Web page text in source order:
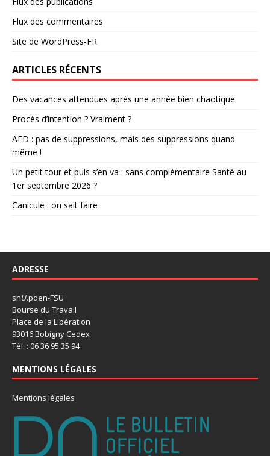
Flux des commentaires
Site de WordPress-FR
ARTICLES RÉCENTS
Des vacances attendues après une année bien chaotique
Procès d’intention ? Vraiment ?
AED : pas de suppressions, mais des suppressions quand
même !
Un petit tour et puis s’en va : sans complémentaire Santé au
1er septembre 2026 ?
Canicule : on sait faire
ADRESSE
snU.pden-FSU
Bourse du Travail
Place de la Libération
93016 Bobigny Cedex
Tél. : 06 36 95 35 94
MENTIONS LÉGALES
Mentions légales